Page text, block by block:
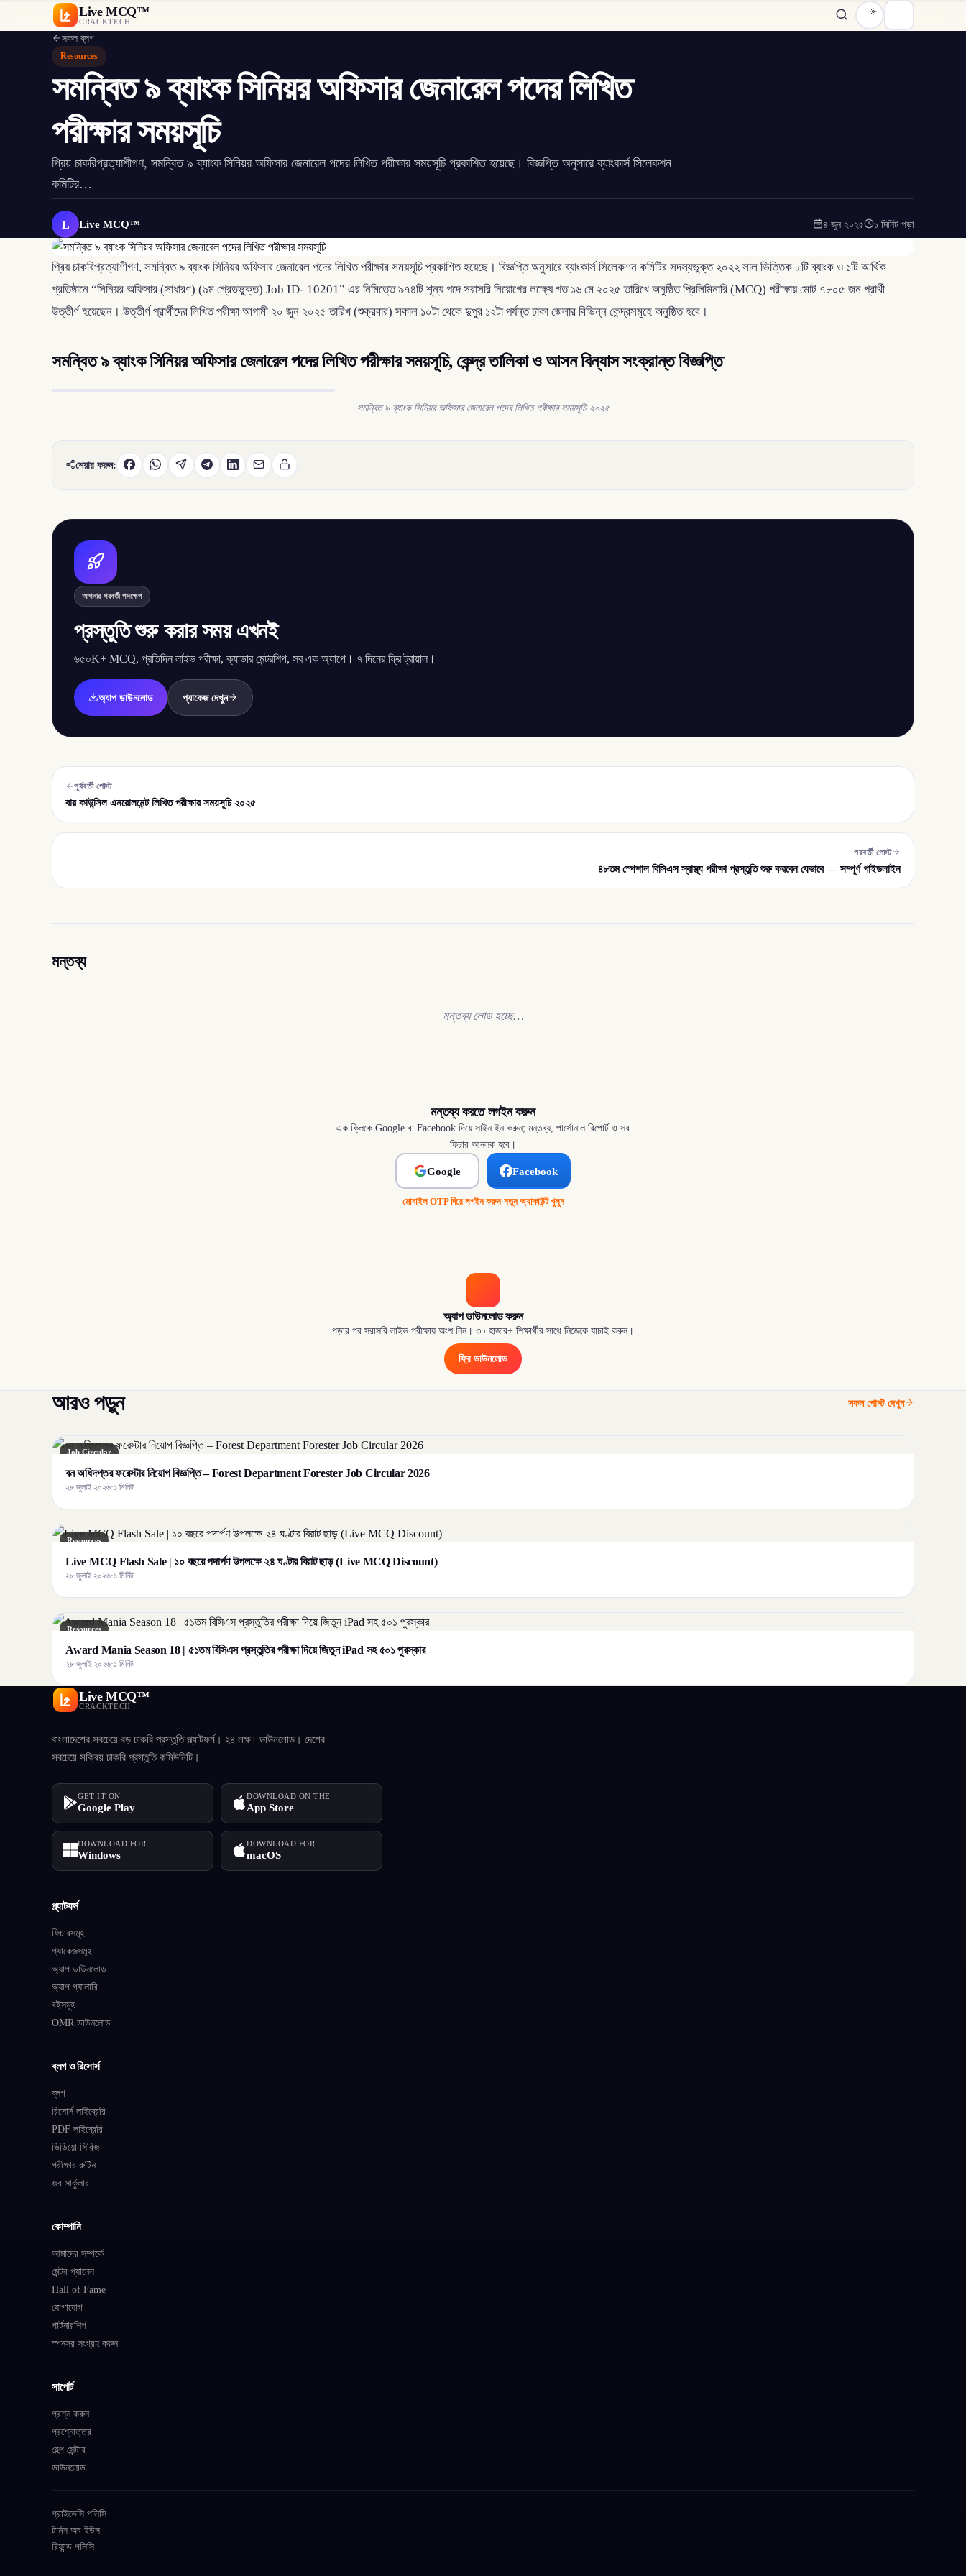
Live MCQ™
CRACKTECH
সকল ব্লগ
Resources
সমন্বিত ৯ ব্যাংক সিনিয়র অফিসার জেনারেল পদের লিখিত
পরীক্ষার সময়সূচি
প্রিয় চাকরিপ্রত্যাশীগণ, সমন্বিত ৯ ব্যাংক সিনিয়র অফিসার জেনারেল পদের লিখিত পরীক্ষার সময়সূচি প্রকাশিত হয়েছে। বিজ্ঞপ্তি অনুসারে ব্যাংকার্স সিলেকশন
কমিটির…
L Live MCQ™ ৪ জুন ২০২৫ ১ মিনিট পড়া
প্রিয় চাকরিপ্রত্যাশীগণ, সমন্বিত ৯ ব্যাংক সিনিয়র অফিসার জেনারেল পদের লিখিত পরীক্ষার সময়সূচি প্রকাশিত হয়েছে। বিজ্ঞপ্তি অনুসারে ব্যাংকার্স সিলেকশন কমিটির সদস্যভুক্ত ২০২২ সাল ভিত্তিক ৮টি ব্যাংক ও ১টি আর্থিক
প্রতিষ্ঠানে “সিনিয়র অফিসার (সাধারণ) (৯ম গ্রেডভুক্ত) Job ID- 10201” এর নিমিত্তে ৯৭৪টি শূন্য পদে সরাসরি নিয়োগের লক্ষ্যে গত ১৬ মে ২০২৫ তারিখে অনুষ্ঠিত প্রিলিমিনারি (MCQ) পরীক্ষায় মোট ৭৮০৫ জন প্রার্থী
উত্তীর্ণ হয়েছেন। উত্তীর্ণ প্রার্থীদের লিখিত পরীক্ষা আগামী ২০ জুন ২০২৫ তারিখ (শুক্রবার) সকাল ১০টা থেকে দুপুর ১২টা পর্যন্ত ঢাকা জেলার বিভিন্ন কেন্দ্রসমূহে অনুষ্ঠিত হবে।
সমন্বিত ৯ ব্যাংক সিনিয়র অফিসার জেনারেল পদের লিখিত পরীক্ষার সময়সূচি, কেন্দ্র তালিকা ও আসন বিন্যাস সংক্রান্ত বিজ্ঞপ্তি
সমন্বিত ৯ ব্যাংক সিনিয়র অফিসার জেনারেল পদের লিখিত পরীক্ষার সময়সূচি ২০২৫
শেয়ার করুন:
আপনার পরবর্তী পদক্ষেপ
প্রস্তুতি শুরু করার সময় এখনই
৬৫০K+ MCQ, প্রতিদিন লাইভ পরীক্ষা, ক্যাডার মেন্টরশিপ, সব এক অ্যাপে। ৭ দিনের ফ্রি ট্রায়াল।
অ্যাপ ডাউনলোড প্যাকেজ দেখুন
পূর্ববর্তী পোস্ট
বার কাউন্সিল এনরোলমেন্ট লিখিত পরীক্ষার সময়সূচি ২০২৫
পরবর্তী পোস্ট
৪৮তম স্পেশাল বিসিএস স্বাস্থ্য পরীক্ষা প্রস্তুতি শুরু করবেন যেভাবে — সম্পূর্ণ গাইডলাইন
মন্তব্য
মন্তব্য লোড হচ্ছে…
মন্তব্য করতে লগইন করুন
এক ক্লিকে Google বা Facebook দিয়ে সাইন ইন করুন; মন্তব্য, পার্সোনাল রিপোর্ট ও সব
ফিচার আনলক হবে।
Google Facebook
মোবাইল OTP দিয়ে লগইন করুন·নতুন অ্যাকাউন্ট খুলুন
অ্যাপ ডাউনলোড করুন
পড়ার পর সরাসরি লাইভ পরীক্ষায় অংশ নিন। ৩০ হাজার+ শিক্ষার্থীর সাথে নিজেকে যাচাই করুন।
ফ্রি ডাউনলোড
আরও পড়ুন সকল পোস্ট দেখুন
Job Circular
বন অধিদপ্তর ফরেস্টার নিয়োগ বিজ্ঞপ্তি – Forest Department Forester Job Circular 2026
২৮ জুলাই ২০২৬·১ মিনিট
Resources
Live MCQ Flash Sale | ১০ বছরে পদার্পণ উপলক্ষে ২৪ ঘণ্টার বিরাট ছাড় (Live MCQ Discount)
২৮ জুলাই ২০২৬·১ মিনিট
Resources
Award Mania Season 18 | ৫১তম বিসিএস প্রস্তুতির পরীক্ষা দিয়ে জিতুন iPad সহ ৫০১ পুরস্কার
২৮ জুলাই ২০২৬·১ মিনিট
Live MCQ™
CRACKTECH
বাংলাদেশের সবচেয়ে বড় চাকরি প্রস্তুতি প্ল্যাটফর্ম। ২৪ লক্ষ+ ডাউনলোড। দেশের
সবচেয়ে সক্রিয় চাকরি প্রস্তুতি কমিউনিটি।
GET IT ON
Google Play
DOWNLOAD ON THE
App Store
DOWNLOAD FOR
Windows
DOWNLOAD FOR
macOS
প্ল্যাটফর্ম
ফিচারসমূহ
প্যাকেজসমূহ
অ্যাপ ডাউনলোড
অ্যাপ গ্যালারি
বইসমূহ
OMR ডাউনলোড
ব্লগ ও রিসোর্স
ব্লগ
রিসোর্স লাইব্রেরি
PDF লাইব্রেরি
ভিডিয়ো সিরিজ
পরীক্ষার রুটিন
জব সার্কুলার
কোম্পানি
আমাদের সম্পর্কে
মেন্টর প্যানেল
Hall of Fame
যোগাযোগ
পার্টনারশিপ
স্পনসর সংগ্রহ করুন
সাপোর্ট
প্রশ্ন করুন
প্রশ্নোত্তর
হেল্প সেন্টার
ডাউনলোড
প্রাইভেসি পলিসি
টার্মস অব ইউস
রিফান্ড পলিসি